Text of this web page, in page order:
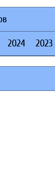
2024 2023